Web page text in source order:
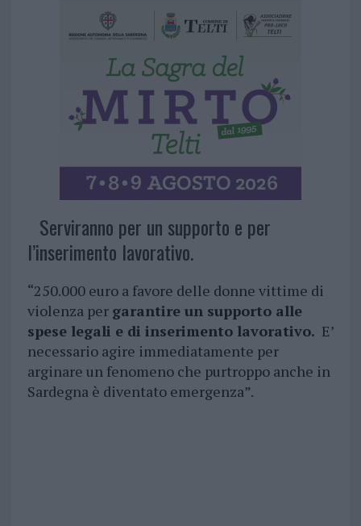
Serviranno per un supporto e per
l’inserimento lavorativo.
“250.000 euro a favore delle donne vittime di
violenza per garantire un supporto alle
spese legali e di inserimento lavorativo. E’
necessario agire immediatamente per
arginare un fenomeno che purtroppo anche in
Sardegna è diventato emergenza”.